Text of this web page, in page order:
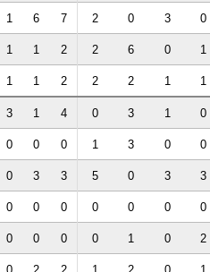
1 6 7 2 0 3 0
1 1 2 2 6 0 1
1 1 2 2 2 1 1
3 1 4 0 3 1 0
0 0 0 1 3 0 0
0 3 3 5 0 3 3
0 0 0 0 0 0 0
0 0 0 0 1 0 2